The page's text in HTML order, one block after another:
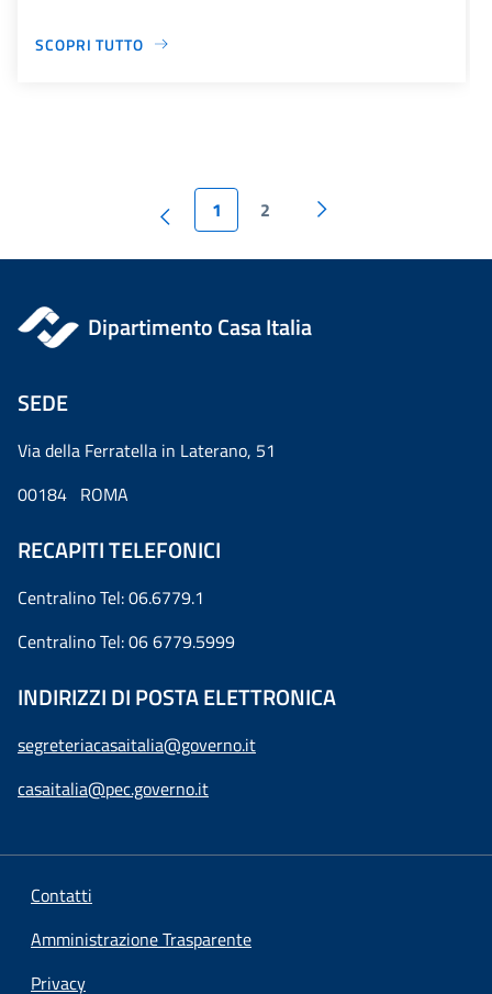
SCOPRI TUTTO
1 2
Dipartimento Casa Italia
SEDE
Via della Ferratella in Laterano, 51
00184 ROMA
RECAPITI TELEFONICI
Centralino Tel: 06.6779.1
Centralino Tel: 06 6779.5999
INDIRIZZI DI POSTA ELETTRONICA
segreteriacasaitalia@governo.it
casaitalia@pec.governo.it
Contatti
Amministrazione Trasparente
Privacy